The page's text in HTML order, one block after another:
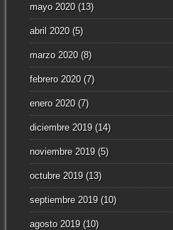
mayo 2020(13)
abril 2020(5)
marzo 2020(8)
febrero 2020(7)
enero 2020(7)
diciembre 2019(14)
noviembre 2019(5)
octubre 2019(13)
septiembre 2019(10)
agosto 2019(10)